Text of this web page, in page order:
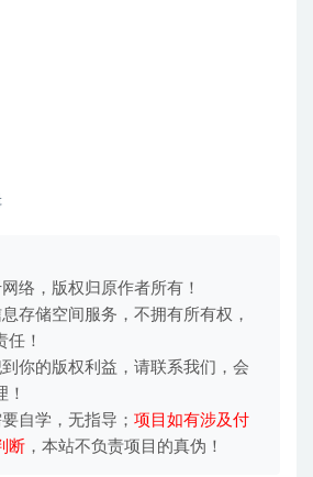
络，版权归原作者所有！
存储空间服务，不拥有所有权，
任！
你的版权利益，请联系我们，会
！
自学，无指导； 项目如有涉及付
断 ，本站不负责项目的真伪！